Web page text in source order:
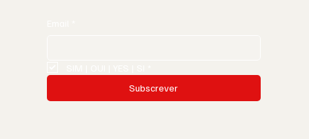
Subscrever